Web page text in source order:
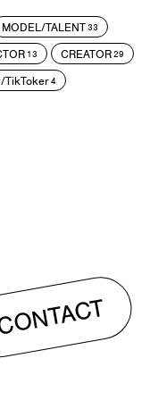
MODEL/TALENT33
13 CREATOR29
TikToker4